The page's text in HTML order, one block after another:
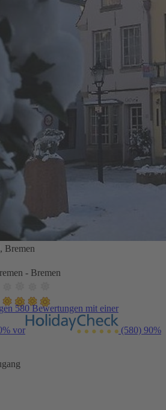
Bremen
- Bremen
580 Bewertungen mit einer
vor (580) 90%